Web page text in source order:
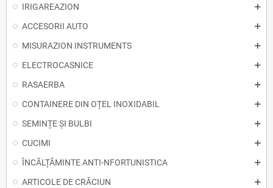
IRIGAREAZION
ACCESORII AUTO
MISURAZION INSTRUMENTS
ELECTROCASNICE
RASAERBA
CONTAINERE DIN OȚEL INOXIDABIL
SEMINȚE ȘI BULBI
CUCIMI
ÎNCĂLȚĂMINTE ANTI-NFORTUNISTICA
ARTICOLE DE CRĂCIUN